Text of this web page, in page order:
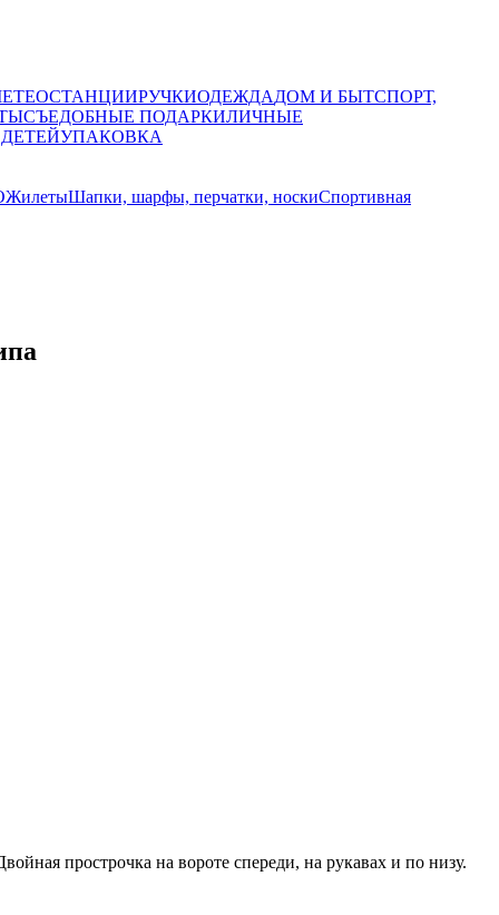
РУЧКИОДЕЖДАДОМ И БЫТСПОРТ,
СЪЕДОБНЫЕ ПОДАРКИЛИЧНЫЕ
УПАКОВКА
ЖилетыШапки, шарфы, перчатки, носкиСпортивная
прострочка на вороте спереди, на рукавах и по низу.